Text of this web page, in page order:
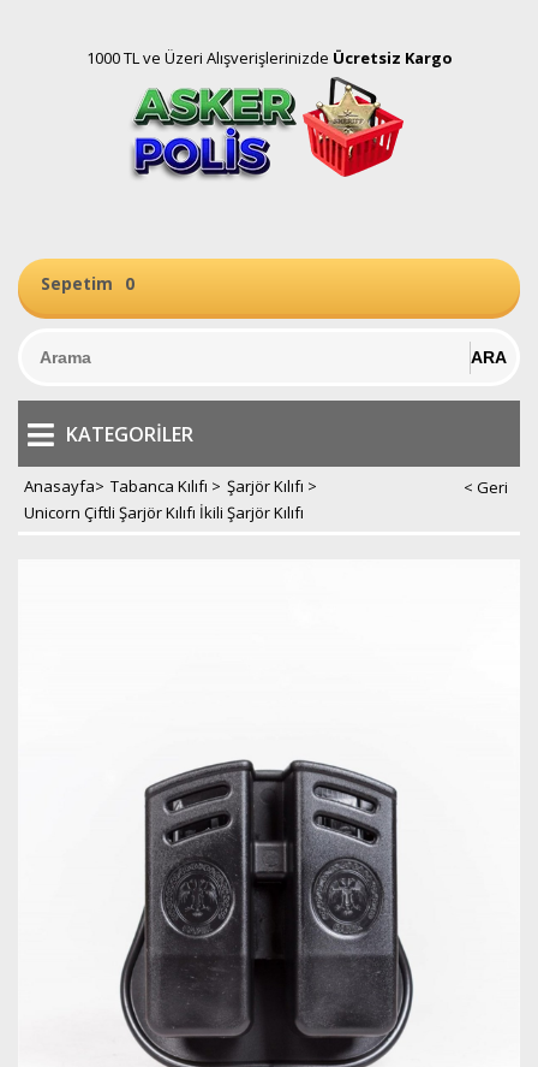
1000 TL ve Üzeri Alışverişlerinizde Ücretsiz Kargo
Sepetim 0
KATEGORILER
Anasayfa> Tabanca Kılıfı > Şarjör Kılıfı >
Unicorn Çiftli Şarjör Kılıfı İkili Şarjör Kılıfı